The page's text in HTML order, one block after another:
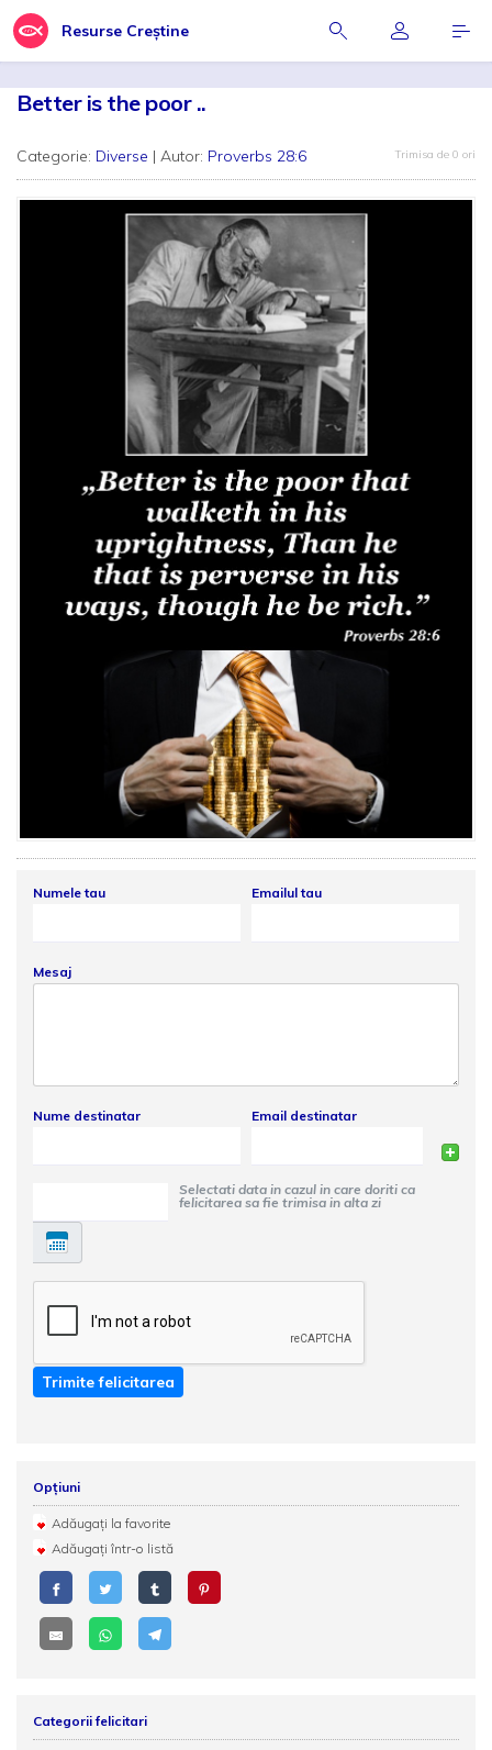
Resurse Creștine
Better is the poor ..
Categorie: Diverse | Autor: Proverbs 28:6 Trimisa de 0 ori
Numele tau Emailul tau
Mesaj
Nume destinatar Email destinatar
Selectati data in cazul in care doriti ca
felicitarea sa fie trimisa in alta zi
Trimite felicitarea
Opțiuni
Adăugați la favorite
Adăugați într-o listă
Categorii felicitari